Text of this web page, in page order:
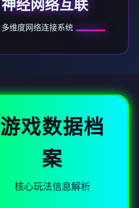
神经网络互联
多维度网络连接系统
游戏数据档
案
核心玩法信息解析